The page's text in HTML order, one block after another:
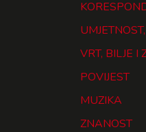
VRT, BILJE I
POVIJEST
MUZIKA
ZNANOST